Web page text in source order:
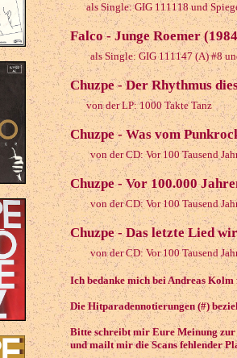
als Single: GIG 111118 und
Falco - Junge Roemer
als Single: GIG 111147 (A) #8
Chuzpe - Der Rhythmus
von der LP: 1000 Takte Tanz
Chuzpe - Was vom
von der CD: Vor 100 Tausend
Chuzpe - Vor 100.000
von der CD: Vor 100 Tausend
Chuzpe - Das letzte Lied
von der CD: Vor 100 Tausend
Ich bedanke mich bei Andreas
Die Hitparadennotierungen (#)
Bitte schreibt mir Eure Meinung zur
und mailt mir die Scans fehlender